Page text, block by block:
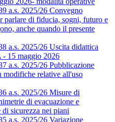
a.s. 2025/26 Convegno
parlare di fiducia, sogni, futuro e
anche quando il presente
a.s. 2025/26 Uscita didattica
15 maggio 2026
a.s. 2025/26 Pubblicazione
modifiche relative all'uso
a.s. 2025/26 Misure di
di evacuazione e
sicurezza nei piani
a.s. 2025/26 Variazione